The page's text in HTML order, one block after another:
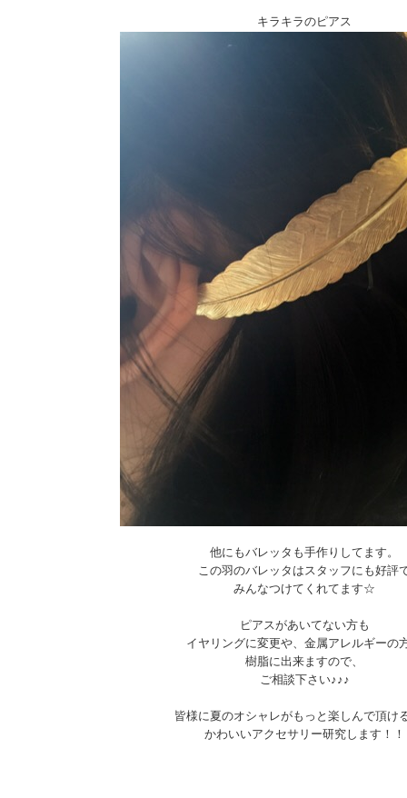
キラキラのピアス
他にもバレッタも手作りしてます。
この羽のバレッタはスタッフにも好評
みんなつけてくれてます☆
ピアスがあいてない方も
イヤリングに変更や、金属アレルギーの
樹脂に出来ますので、
ご相談下さい♪♪♪
皆様に夏のオシャレがもっと楽しんで頂け
かわいいアクセサリー研究します！！